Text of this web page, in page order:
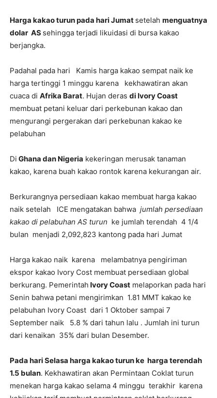
Harga kakao turun pada hari Jumat setelah menguatnya
dolar AS sehingga terjadi likuidasi di bursa kakao
berjangka.
Padahal pada hari Kamis harga kakao sempat naik ke
harga tertinggi 1 minggu karena kekhawatiran akan
cuaca di Afrika Barat. Hujan deras di Ivory Coast
membuat petani keluar dari perkebunan kakao dan
mengurangi pergerakan dari perkebunan kakao ke
pelabuhan
Di Ghana dan Nigeria kekeringan merusak tanaman
kakao, karena buah kakao rontok karena kekurangan air.
Berkurangnya persediaan kakao membuat harga kakao
naik setelah ICE mengatakan bahwa jumlah persediaan
kakao di pelabuhan AS turun ke jumlah terendah 4 1/4
bulan menjadi 2,092,823 kantong pada hari Jumat
Harga kakao naik karena melambatnya pengiriman
ekspor kakao Ivory Cost membuat persediaan global
berkurang. Pemerintah Ivory Coast melaporkan pada hari
Senin bahwa petani mengirimkan 1.81 MMT kakao ke
pelabuhan Ivory Coast dari 1 Oktober sampai 7
September naik 5.8 % dari tahun lalu . Jumlah ini turun
dari kenaikan 35% dari bulan Desember.
Pada hari Selasa harga kakao turun ke harga terendah
1.5 bulan. Kekhawatiran akan Permintaan Coklat turun
menekan harga kakao selama 4 minggu terakhir karena